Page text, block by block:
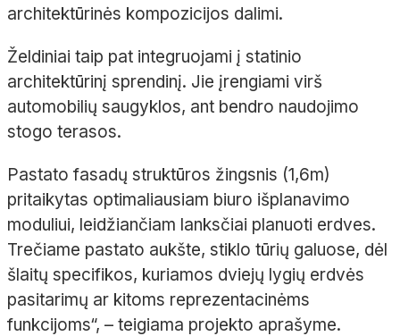
architektūrinės kompozicijos dalimi.
Želdiniai taip pat integruojami į statinio
architektūrinį sprendinį. Jie įrengiami virš
automobilių saugyklos, ant bendro naudojimo
stogo terasos.
Pastato fasadų struktūros žingsnis (1,6m)
pritaikytas optimaliausiam biuro išplanavimo
moduliui, leidžiančiam lanksčiai planuoti erdves.
Trečiame pastato aukšte, stiklo tūrių galuose, dėl
šlaitų specifikos, kuriamos dviejų lygių erdvės
pasitarimų ar kitoms reprezentacinėms
funkcijoms“, – teigiama projekto aprašyme.